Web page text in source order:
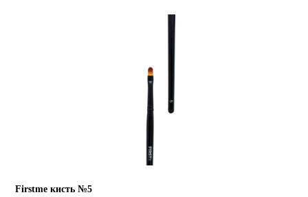
Firstme кисть №5